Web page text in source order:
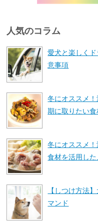
人気のコラム
愛犬と楽しく
意事項
冬にオススメ
期に取りたい食
冬にオススメ
食材を活用した
【しつけ方法
マンド